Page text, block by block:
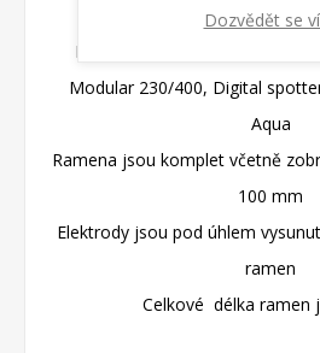
Bodovací čelisti pro: Digital
Modular 230/400, Digital
Aqua
Ramena jsou komplet včetně
100 mm
Elektrody jsou pod úhlem
ramen
Celkové délka ramen
Dozvědět se